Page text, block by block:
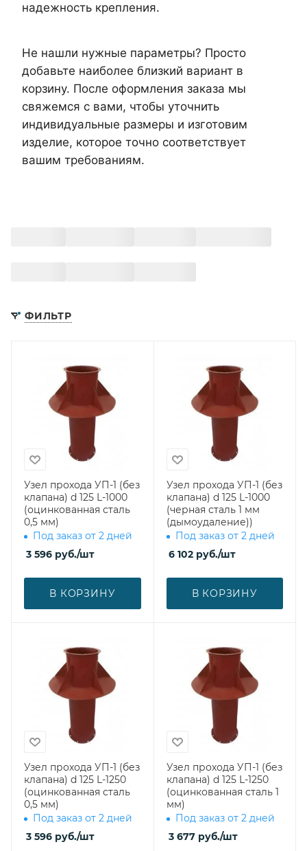
надежность крепления.
Не нашли нужные параметры? Просто
добавьте наиболее близкий вариант в
корзину. После оформления заказа мы
свяжемся с вами, чтобы уточнить
индивидуальные размеры и изготовим
изделие, которое точно соответствует
вашим требованиям.
ФИЛЬТР
Узел прохода УП-1 (без
клапана) d 125 L-1000
(оцинкованная сталь
0,5 мм)
Под заказ от 2 дней
3 596 руб./шт
В КОРЗИНУ
Узел прохода УП-1 (без
клапана) d 125 L-1000
(черная сталь 1 мм
(дымоудаление))
Под заказ от 2 дней
6 102руб./шт
В КОРЗИНУ
Узел прохода УП-1 (без
клапана) d 125 L-1250
(оцинкованная сталь
0,5 мм)
Под заказ от 2 дней
3 596 руб./шт
Узел прохода УП-1 (без
клапана) d 125 L-1250
(оцинкованная сталь 1
мм)
Под заказ от 2 дней
3 677руб./шт